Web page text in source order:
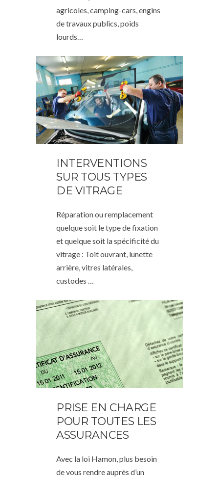
agricoles, camping-cars, engins
de travaux publics, poids
lourds…
INTERVENTIONS
SUR TOUS TYPES
DE VITRAGE
Réparation ou remplacement
quelque soit le type de fixation
et quelque soit la spécificité du
vitrage : Toit ouvrant, lunette
arrière, vitres latérales,
custodes …
PRISE EN CHARGE
POUR TOUTES LES
ASSURANCES
Avec la loi Hamon, plus besoin
de vous rendre auprès d’un